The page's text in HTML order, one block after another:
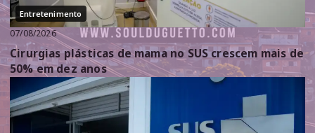
Entretenimento
07/08/2026
Cirurgias plásticas de mama no SUS crescem mais de
50% em dez anos